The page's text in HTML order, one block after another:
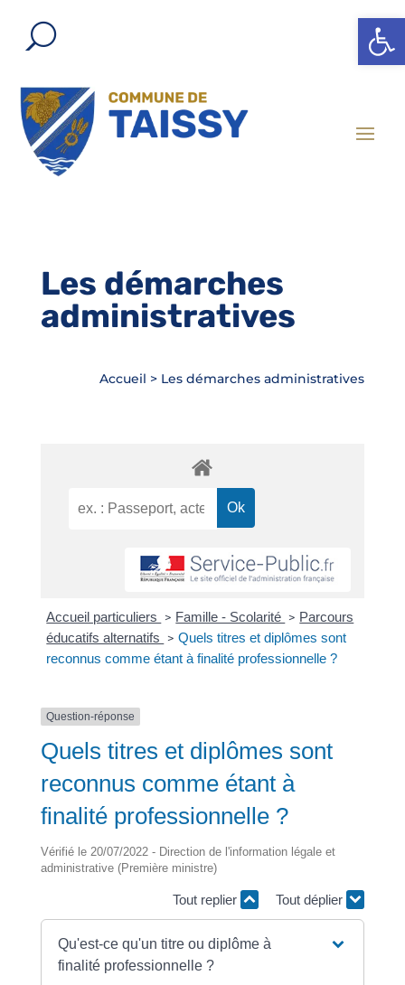
Ouvrir
Les démarches
administratives
Accueil > Les démarches administratives
Accueil particuliers > Famille - Scolarité > Parcours
éducatifs alternatifs
> Quels titres et diplômes sont
reconnus comme étant à finalité professionnelle ?
Question-réponse
Quels titres et diplômes sont
reconnus comme étant à
finalité professionnelle ?
Vérifié le 20/07/2022 - Direction de l'information légale et
administrative (Première ministre)
Tout replier Tout déplier
Qu'est-ce qu'un titre ou diplôme à
finalité professionnelle ?